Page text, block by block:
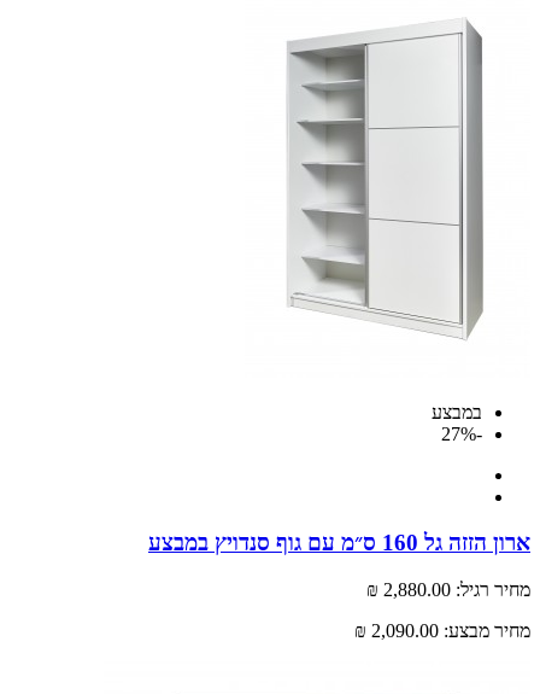
במבצע
160 ס״מ עם גוף סנדויץ במבצע
רגיל: 2,880.00 ₪
מבצע: 2,090.00 ₪